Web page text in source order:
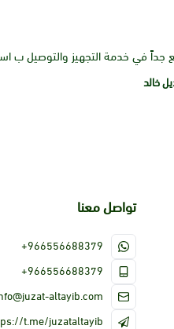
جداً في خدمة التجهيز والتوصيل ب
خالد
تواصل معنا
+966556688379
+966556688379
altayib.com
t.me/juzataltayib